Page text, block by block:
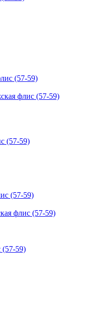
флис (57-59)
(57-59)
флис (57-59)
59)